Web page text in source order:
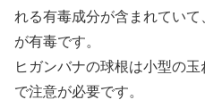
れる有毒成分が含まれてい
が有毒です。
ヒガンバナの球根は小型の
で注意が必要です。